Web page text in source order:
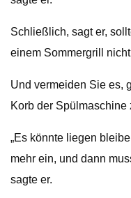
Schließlich, sagt er,
einem Sommergrill
Und vermeiden Sie es,
Korb der Spülmaschine
„Es könnte liegen
mehr ein, und dann
sagte er.